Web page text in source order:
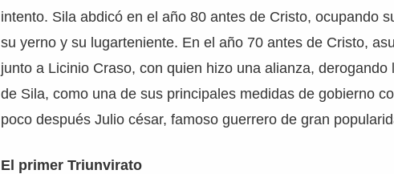
intento. Sila abdicó en el año 80 antes de Cristo, ocupando
su yerno y su lugarteniente. En el año 70 antes de Cristo,
junto a Licinio Craso, con quien hizo una alianza,
de Sila, como una de sus principales medidas de gobierno
poco después Julio césar, famoso guerrero de gran
El primer Triunvirato